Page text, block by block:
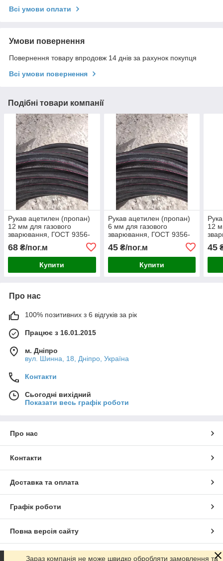
Всі умови оплати
Умови повернення
Повернення товару впродовж 14 днів за рахунок покупця
Всі умови повернення
Подібні товари компанії
Рукав ацетилен (пропан)
12 мм для газового
зварювання, ГОСТ 9356-
68 ₴/пог.м
Купити
Рукав ацетилен (пропан)
6 мм для газового
зварювання, ГОСТ 9356-
45₴/пог.м
Купити
12
45
Про нас
100% позитивних з 6 відгуків за рік
Працює з 16.01.2015
м. Дніпро
вул. Шинна, 18, Дніпро, Україна
Контакти
Сьогодні вихідний
Показати весь графік роботи
Про нас
Контакти
Доставка та оплата
Графік роботи
Повна версія сайту
Сайт створено на маркетплейсі Prom.ua
Зараз компанія не може швидко обробляти замовлення та